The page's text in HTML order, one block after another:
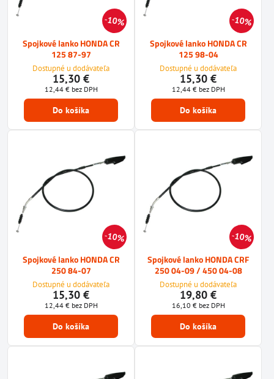
10%
Spojkové lanko HONDA CR
125 87-97
Dostupné u dodávateľa
15,30 €
12,44 € bez DPH
Do košíka
10%
Spojkové lanko HONDA CR
125 98-04
Dostupné u dodávateľa
15,30 €
12,44 € bez DPH
Do košíka
10%
Spojkové lanko HONDA CR
250 84-07
Dostupné u dodávateľa
15,30 €
12,44 € bez DPH
Do košíka
10%
Spojkové lanko HONDA CRF
250 04-09 / 450 04-08
Dostupné u dodávateľa
19,80 €
16,10 € bez DPH
Do košíka